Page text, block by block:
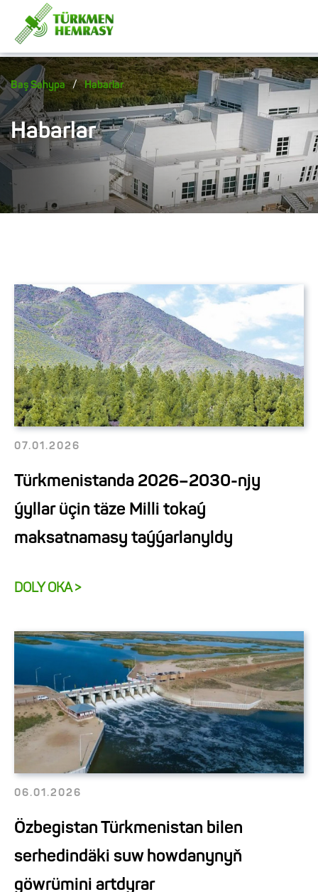
Baş Sahypa / Habarlar
Habarlar
07.01.2026
Türkmenistanda 2026–2030-njy
ýyllar üçin täze Milli tokaý
maksatnamasy taýýarlanyldy
DOLY OKA >
06.01.2026
Özbegistan Türkmenistan bilen
serhedindäki suw howdanynyň
göwrümini artdyrar